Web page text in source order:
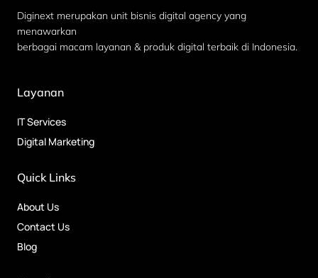
Diginext merupakan unit bisnis digital agency yang
menawarkan
berbagai macam layanan & produk digital terbaik di Indonesia.
Layanan
IT Services
Digital Marketing
Quick Links
About Us
Contact Us
Blog